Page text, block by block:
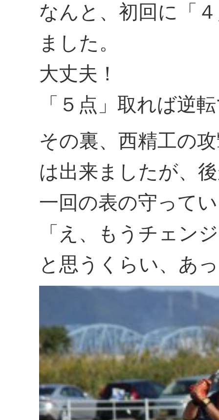
なんと、初回に「
ました。
大丈夫！
「５点」取れば逆
その裏、西精工の
は出来ましたが、
一回の表の守って
「え、もうチェン
と思うくらい、あ